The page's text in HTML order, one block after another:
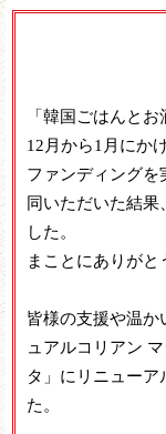
「韓国ごはんと
12月から1月にか
ファンディングを
同いただいた結果
した。
まことにありがと
皆様の支援や温か
ュアルコリアン
タ」にリニューア
た。